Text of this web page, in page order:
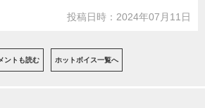
投稿日時：2024年07月11日
ントも読む ホットボイス一覧へ